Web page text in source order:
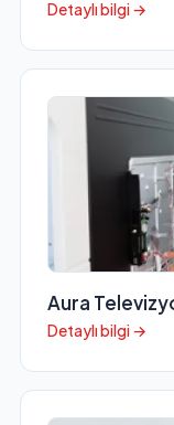
Detaylı bilgi →
Aura
Detaylı bilgi →